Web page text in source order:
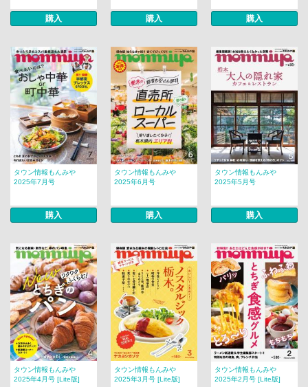
購入 購入 購入
タウン情報もんみや
2025年7月号
購入
タウン情報もんみや
2025年6月号
購入
タウン情報もんみや
2025年5月号
購入
タウン情報もんみや
2025年4月号 [Lite版]
タウン情報もんみや
2025年3月号 [Lite版]
タウン情報もんみや
2025年2月号 [Lite版]